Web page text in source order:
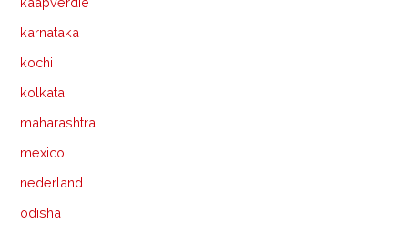
karnataka
kochi
kolkata
maharashtra
mexico
nederland
odisha